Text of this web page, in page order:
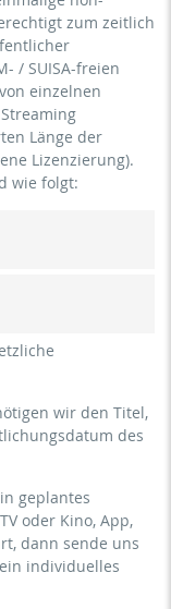
zum zeitlich
/ SUISA-freien
einzelnen
Länge der
Lizenzierung).
wie folgt:
oder
innerhalb
oder eines
Zoom,
wir den Titel,
des
geplantes
oder Kino, App,
dann sende uns
individuelles